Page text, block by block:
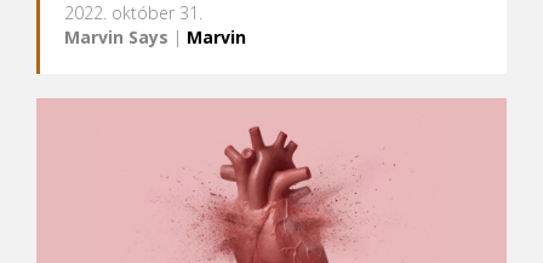
2022. október 31.
Marvin Says | Marvin